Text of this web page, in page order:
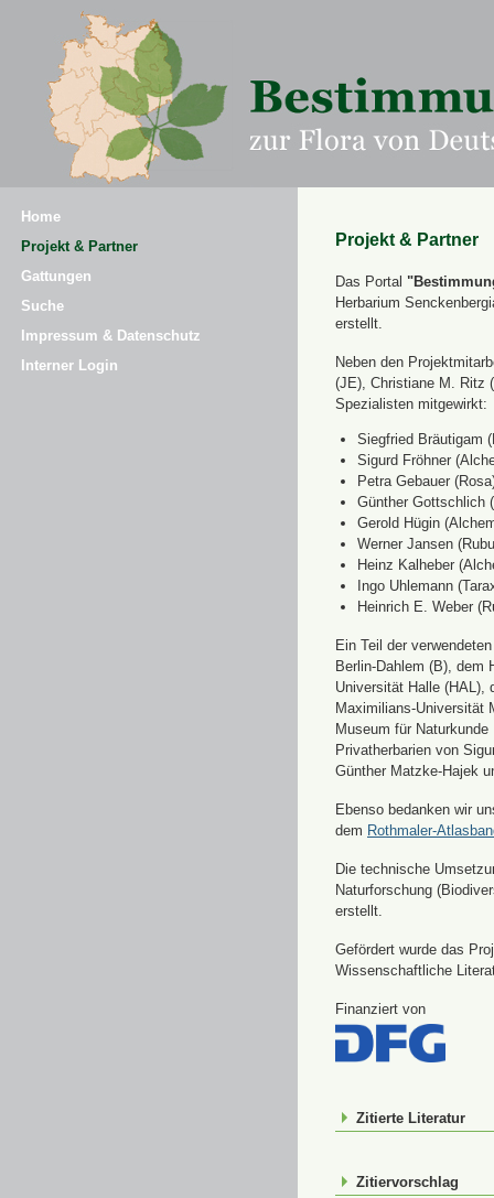
Home
Projekt & Partner
Gattungen
Suche
Impressum & Datenschutz
Interner Login
Projekt & Partner
Das Portal
Herbarium
erstellt.
Neben den
(JE), Christiane M. Ritz
Spezialisten mitgewirkt:
Siegfried Bräutigam
Sigurd Fröhner
Petra Gebauer
Günther Gottschlich
Gerold Hügin
Werner Jansen
Heinz Kalheber
Ingo Uhlemann
Heinrich E. Weber
Ein Teil der
Berlin-Dahlem (B), dem
Universität Halle (HAL),
Maximilians-Universität
Museum für
Privatherbarien von
Günther Matzke-Hajek
Ebenso bedanken wir
dem Rothmaler-
Die technische
Naturforschung
erstellt.
Gefördert wurde das
Wissenschaftliche
Finanziert von
Zitierte Literatur
Zitiervorschlag